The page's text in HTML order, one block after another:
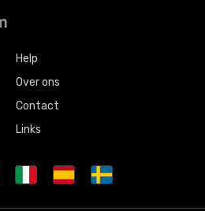
Help
Over ons
Contact
Links